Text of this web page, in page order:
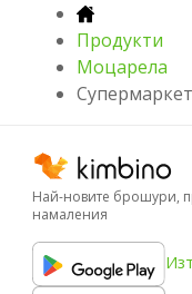
Продукти
Моцарела
Най-новите брошури,
намаления